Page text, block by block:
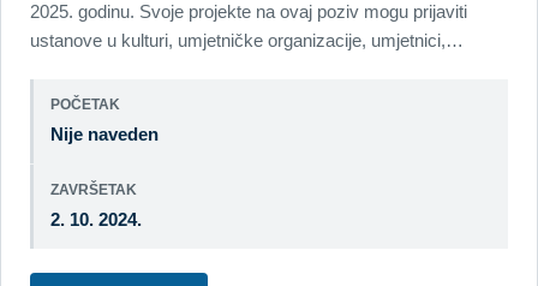
2025. godinu. Svoje projekte na ovaj poziv mogu prijaviti
ustanove u kulturi, umjetničke organizacije, umjetnici,…
POČETAK
Nije naveden
ZAVRŠETAK
2. 10. 2024.